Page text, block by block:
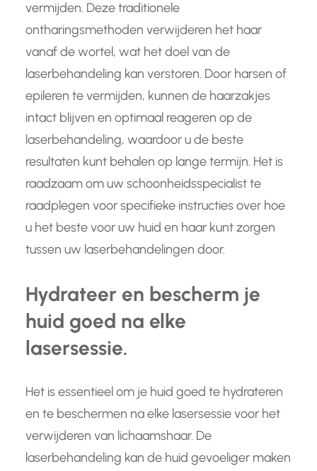
vermijden. Deze traditionele
ontharingsmethoden verwijderen het haar
vanaf de wortel, wat het doel van de
laserbehandeling kan verstoren. Door harsen of
epileren te vermijden, kunnen de haarzakjes
intact blijven en optimaal reageren op de
laserbehandeling, waardoor u de beste
resultaten kunt behalen op lange termijn. Het is
raadzaam om uw schoonheidsspecialist te
raadplegen voor specifieke instructies over hoe
u het beste voor uw huid en haar kunt zorgen
tussen uw laserbehandelingen door.
Hydrateer en bescherm je
huid goed na elke
lasersessie.
Het is essentieel om je huid goed te hydrateren
en te beschermen na elke lasersessie voor het
verwijderen van lichaamshaar. De
laserbehandeling kan de huid gevoeliger maken